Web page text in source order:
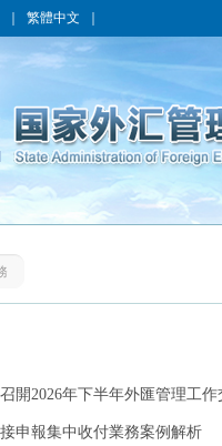
繁體中文
開2026年下半年外匯管理工作
申報集中收付業務案例解析